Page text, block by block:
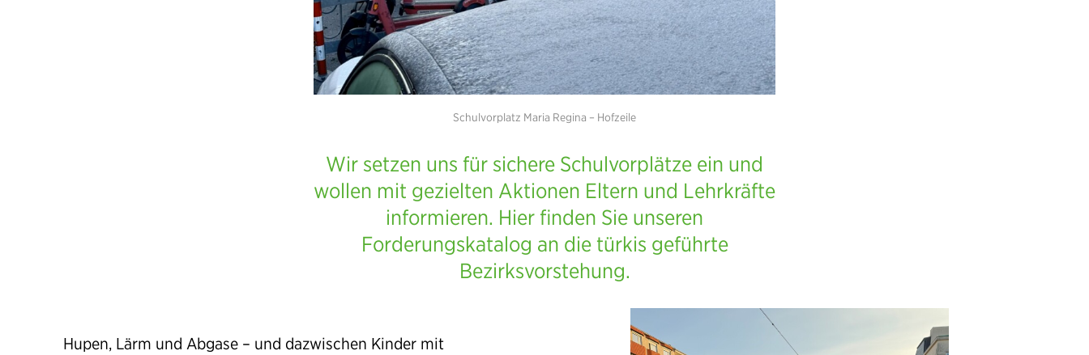
Schulvorplatz Maria Regina – Hofzeile
Wir setzen uns für sichere Schulvorplätze ein und
wollen mit gezielten Aktionen Eltern und Lehrkräfte
informieren. Hier finden Sie unseren
Forderungskatalog an die türkis geführte
Bezirksvorstehung.
Hupen, Lärm und Abgase – und dazwischen Kinder mit